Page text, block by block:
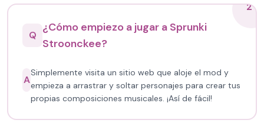
2
Q
¿Cómo empiezo a jugar a Sprunki
Stroonckee?
A
Simplemente visita un sitio web que aloje el mod y
empieza a arrastrar y soltar personajes para crear tus
propias composiciones musicales. ¡Así de fácil!